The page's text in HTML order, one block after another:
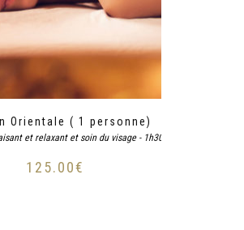
Orientale ( 1 personne)
et relaxant et soin du visage - 1h30
125.00€